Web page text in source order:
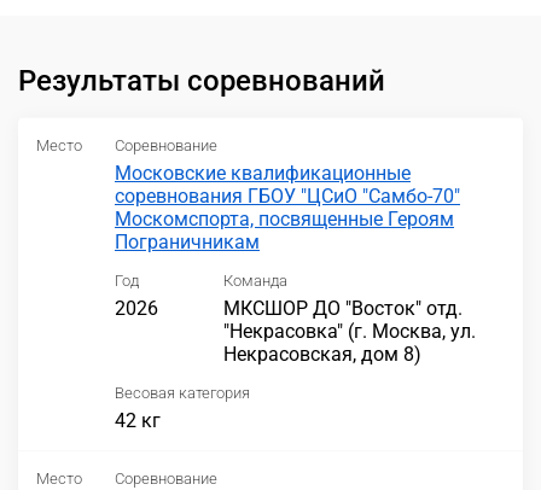
Результаты соревнований
Место Соревнование
Московские квалификационные
соревнования ГБОУ "ЦСиО "Самбо-70"
Москомспорта, посвященные Героям
Пограничникам
Год
2026
Команда
МКСШОР ДО "Восток" отд.
"Некрасовка" (г. Москва, ул.
Некрасовская, дом 8)
Весовая категория
42 кг
Место Соревнование